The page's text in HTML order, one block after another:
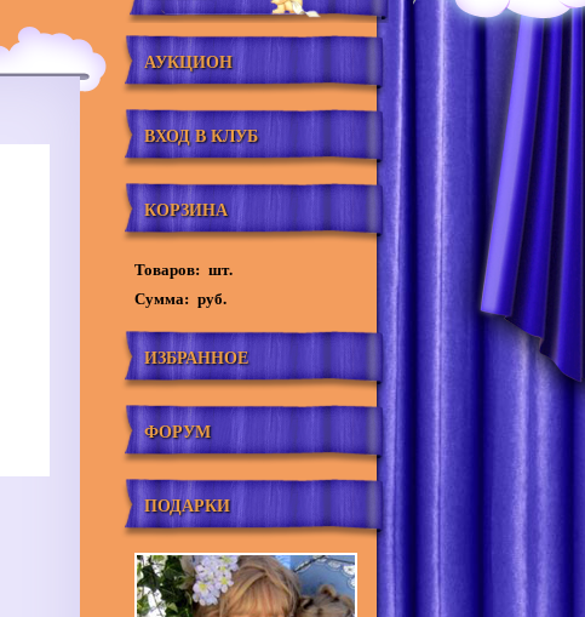
АУКЦИОН
ВХОД В КЛУБ
КОРЗИНА
Товаров: шт.
Сумма: руб.
ИЗБРАННОЕ
ФОРУМ
ПОДАРКИ